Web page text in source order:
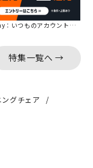
ものアカウントで簡単に決済可能。
特集一覧へ →
グチェア